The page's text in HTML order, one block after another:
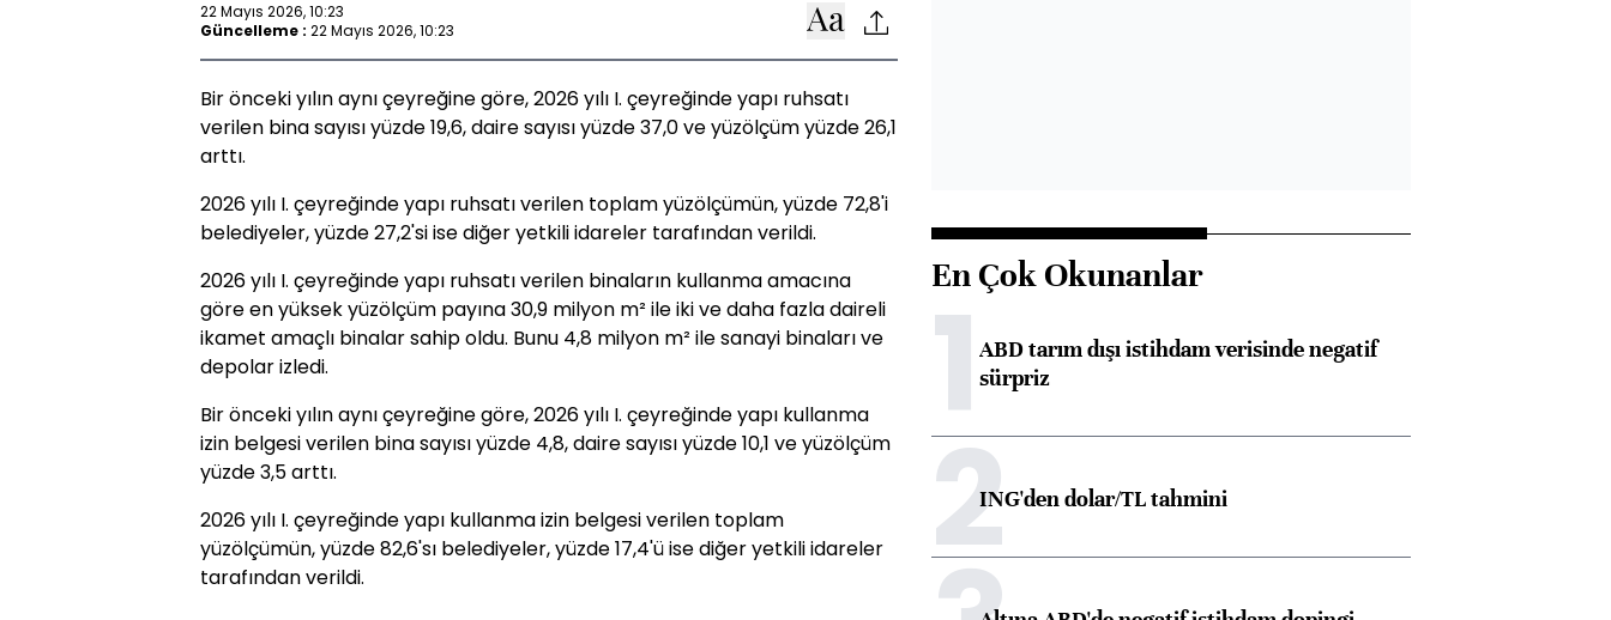
22 Mayıs 2026, 10:23
Güncelleme : 22 Mayıs 2026, 10:23
Bir önceki yılın aynı çeyreğine göre, 2026 yılı I. çeyreğinde yapı ruhsatı
verilen bina sayısı yüzde 19,6, daire sayısı yüzde 37,0 ve yüzölçüm yüzde 26,1
arttı.
2026 yılı I. çeyreğinde yapı ruhsatı verilen toplam yüzölçümün, yüzde 72,8'i
belediyeler, yüzde 27,2'si ise diğer yetkili idareler tarafından verildi.
2026 yılı I. çeyreğinde yapı ruhsatı verilen binaların kullanma amacına
göre en yüksek yüzölçüm payına 30,9 milyon m² ile iki ve daha fazla daireli
ikamet amaçlı binalar sahip oldu. Bunu 4,8 milyon m² ile sanayi binaları ve
depolar izledi.
Bir önceki yılın aynı çeyreğine göre, 2026 yılı I. çeyreğinde yapı kullanma
izin belgesi verilen bina sayısı yüzde 4,8, daire sayısı yüzde 10,1 ve yüzölçüm
yüzde 3,5 arttı.
2026 yılı I. çeyreğinde yapı kullanma izin belgesi verilen toplam
yüzölçümün, yüzde 82,6'sı belediyeler, yüzde 17,4'ü ise diğer yetkili idareler
tarafından verildi.
En Çok Okunanlar
1ABD tarım dışı istihdam verisinde negatif
sürpriz
2ING'den dolar/TL tahmini